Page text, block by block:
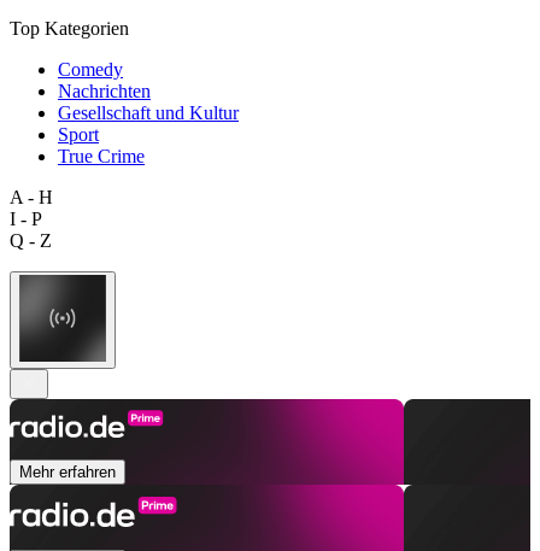
Top Kategorien
Comedy
Nachrichten
Gesellschaft und Kultur
Sport
True Crime
A - H
I - P
Q - Z
Mehr erfahren